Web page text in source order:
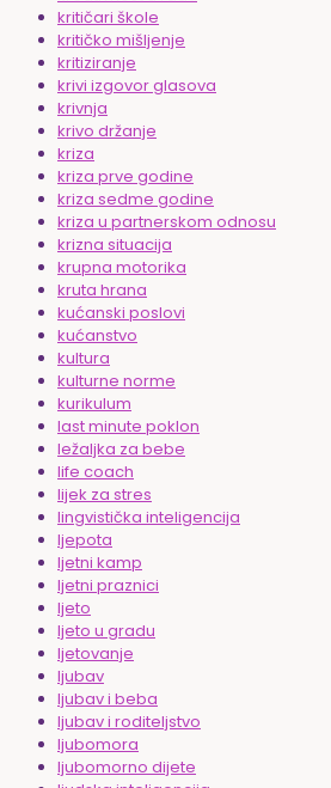
kritičari škole
kritičko mišljenje
kritiziranje
krivi izgovor glasova
krivnja
krivo držanje
kriza
kriza prve godine
kriza sedme godine
kriza u partnerskom odnosu
krizna situacija
krupna motorika
kruta hrana
kućanski poslovi
kućanstvo
kultura
kulturne norme
kurikulum
last minute poklon
ležaljka za bebe
life coach
lijek za stres
lingvistička inteligencija
ljepota
ljetni kamp
ljetni praznici
ljeto
ljeto u gradu
ljetovanje
ljubav
ljubav i beba
ljubav i roditeljstvo
ljubomora
ljubomorno dijete